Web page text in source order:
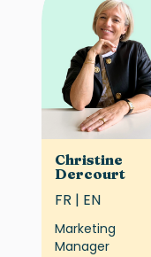
Christine
Dercourt
FR | EN
Marketing
Manager